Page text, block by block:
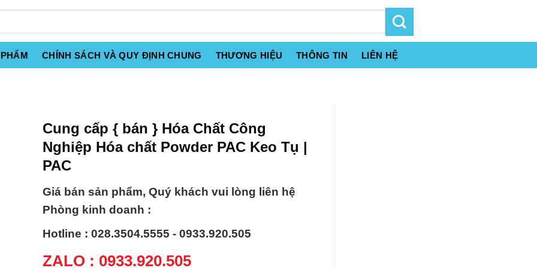
CHÍNH SÁCH VÀ QUY ĐỊNH CHUNG THƯƠNG HIỆU THÔNG TIN LIÊN HỆ
Cung cấp { bán } Hóa Chất Công
Nghiệp Hóa chất Powder PAC Keo Tụ |
PAC
Giá bán sản phẩm, Quý khách vui lòng liên hệ
Phòng kinh doanh :
Hotline : 028.3504.5555 - 0933.920.505
ZALO : 0933.920.505